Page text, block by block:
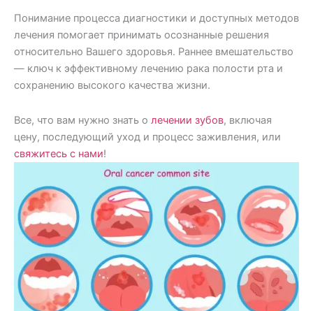
Понимание процесса диагностики и доступных методов
лечения помогает принимать осознанные решения
относительно Вашего здоровья. Раннее вмешательство
— ключ к эффективному лечению рака полости рта и
сохранению высокого качества жизни.
Все, что вам нужно знать о лечении зубов, включая
цену, последующий уход и процесс заживления, или
свяжитесь с нами!